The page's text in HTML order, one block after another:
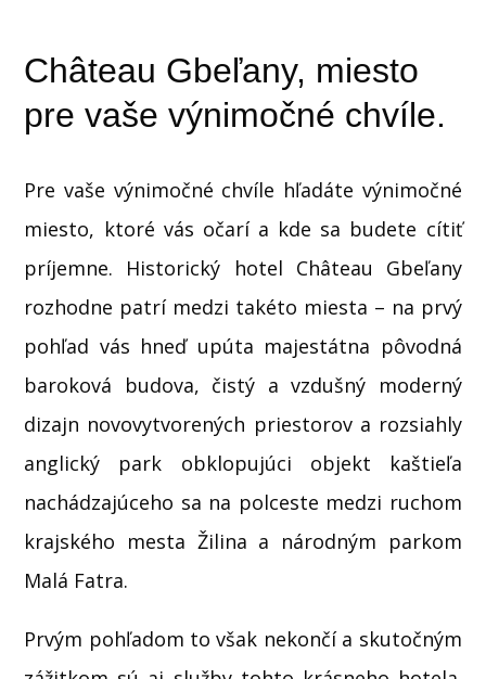
Château Gbeľany, miesto
pre vaše výnimočné chvíle.
Pre vaše výnimočné chvíle hľadáte výnimočné
miesto, ktoré vás očarí a kde sa budete cítiť
príjemne. Historický hotel Château Gbeľany
rozhodne patrí medzi takéto miesta – na prvý
pohľad vás hneď upúta majestátna pôvodná
baroková budova, čistý a vzdušný moderný
dizajn novovytvorených priestorov a rozsiahly
anglický park obklopujúci objekt kaštieľa
nachádzajúceho sa na polceste medzi ruchom
krajského mesta Žilina a národným parkom
Malá Fatra.
Prvým pohľadom to však nekončí a skutočným